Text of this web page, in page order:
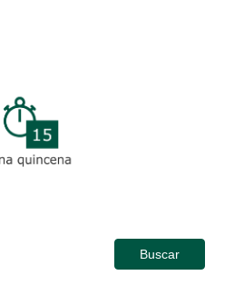
UNA
Buscar